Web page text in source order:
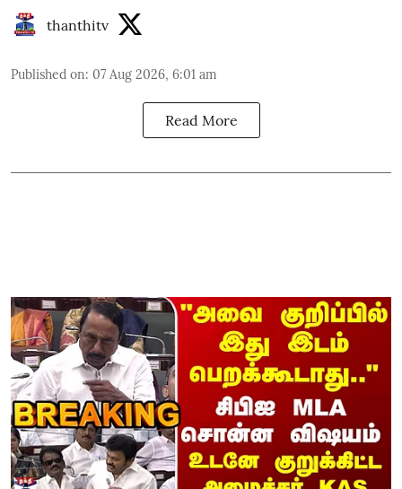
thanthitv
Published on: 07 Aug 2026, 6:01 am
Read More